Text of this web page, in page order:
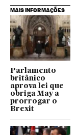
MAIS INFORMAÇÕES
Parlamento
britânico
aprova lei que
obriga May a
prorrogar o
Brexit